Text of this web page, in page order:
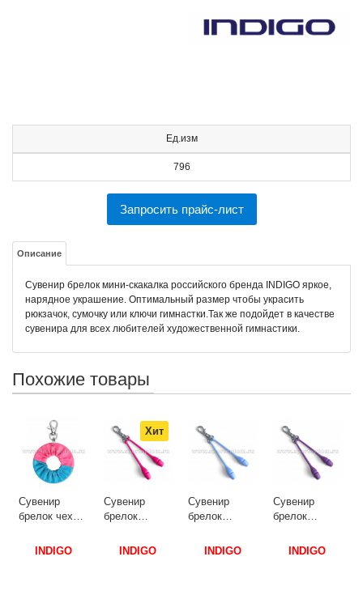
Ед.изм
796
Запросить прайс-лист
Описание
Сувенир брелок мини-скакалка российского бренда INDIGO яркое,
нарядное украшение. Оптимальный размер чтобы украсить
рюкзачок, сумочку или ключи гимнастки.Так же подойдет в качестве
сувенира для всех любителей художественной гимнастики.
Похожие товары
чехол
SM-
INDIGO
Сувенир
брелок
художественной
INDIGO
Хит
Сувенир
брелок
художественной
INDIGO
Сувенир
брелок
художественной
INDIGO